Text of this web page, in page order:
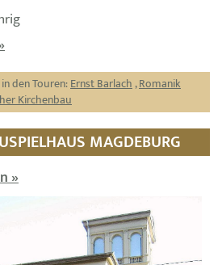
den Touren:Ernst Barlach,Romanik
Kirchenbau
MAGDEBURG
»